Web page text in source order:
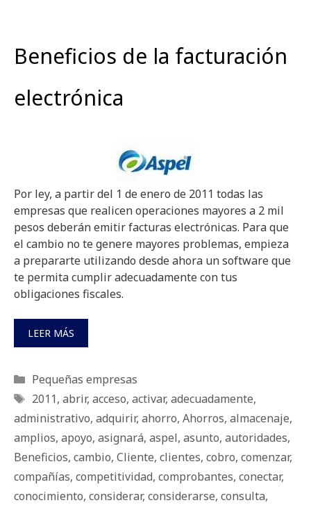
Beneficios de la facturación
electrónica
Por ley, a partir del 1 de enero de 2011 todas las
empresas que realicen operaciones mayores a 2 mil
pesos deberán emitir facturas electrónicas. Para que
el cambio no te genere mayores problemas, empieza
a prepararte utilizando desde ahora un software que
te permita cumplir adecuadamente con tus
obligaciones fiscales.
LEER MÁS
Categorías
Pequeñas empresas
Etiquetas
2011, abrir, acceso, activar, adecuadamente,
administrativo, adquirir, ahorro, Ahorros, almacenaje,
amplios, apoyo, asignará, aspel, asunto, autoridades,
Beneficios, cambio, Cliente, clientes, cobro, comenzar,
compañías, competitividad, comprobantes, conectar,
conocimiento, considerar, considerarse, consulta,